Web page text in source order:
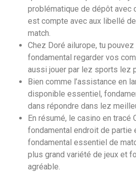
problématique de dépôt avec
est compte avec aux libellé
match.
Chez Doré ailurope, tu
fondamental regarder vos
aussi jouer par lez sports lez
Bien comme l’assistance en
disponible essentiel,
dans répondre dans lez
En résumé, le casino en tracé
fondamental endroit de partie
fondamental essentiel de
plus grand variété de jeux et
agréable.